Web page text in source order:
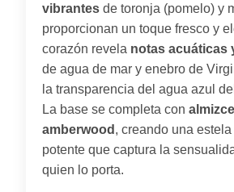
vibrantes de toronja (pomelo) y
proporcionan un toque fresco y
corazón revela notas acuáticas
de agua de mar y enebro de
la transparencia del agua azul
La base se completa con
amberwood , creando una
potente que captura la
quien lo porta.